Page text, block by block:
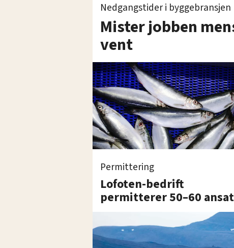
Nedgangstider i byggebransjen
Mister jobben
vent
Permittering
Lofoten-bedrift
permitterer 50–60